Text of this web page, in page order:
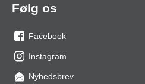
Følg os
os
på
facebook
Facebook
os
Instagram
Nyhedsbrev